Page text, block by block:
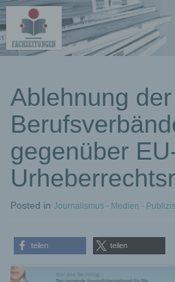
Pressemeldungen
Ablehnung
gegenüber
Posted in Journalismus - Medien -
teilen teilen